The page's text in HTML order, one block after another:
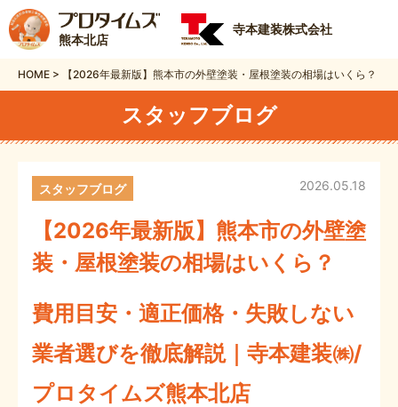
熊本北店
寺本建装株式会社
HOME > 【2026年最新版】熊本市の外壁塗装・屋根塗装の相場はいくら？
スタッフブログ
【2026年最新版】熊本市の外壁塗
装・屋根塗装の相場はいくら？
2026.05.18
スタッフブログ
費用目安・適正価格・失敗しない
業者選びを徹底解説｜寺本建装㈱/
プロタイムズ熊本北店